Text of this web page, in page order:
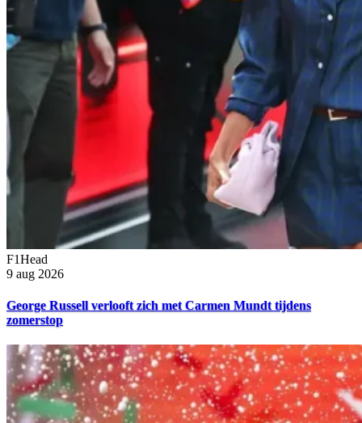
F1Head
9 aug 2026
George Russell verlooft zich met Carmen Mundt tijdens
zomerstop